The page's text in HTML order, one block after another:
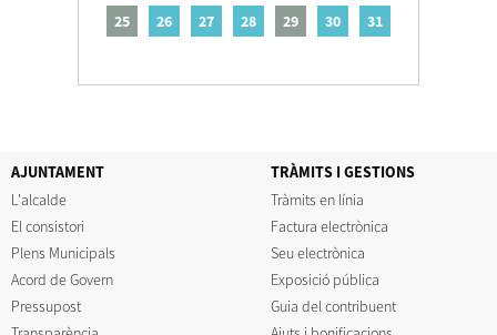
25 26 27 28 29 30 31
AJUNTAMENT
L'alcalde
El consistori
Plens Municipals
Acord de Govern
Pressupost
TRÀMITS I GESTIONS
Tràmits en línia
Factura electrònica
Seu electrònica
Exposició pública
Guia del contribuent